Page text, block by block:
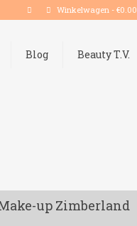
Winkelwagen - €0.00
Blog Beauty T.V.
up Zimberland